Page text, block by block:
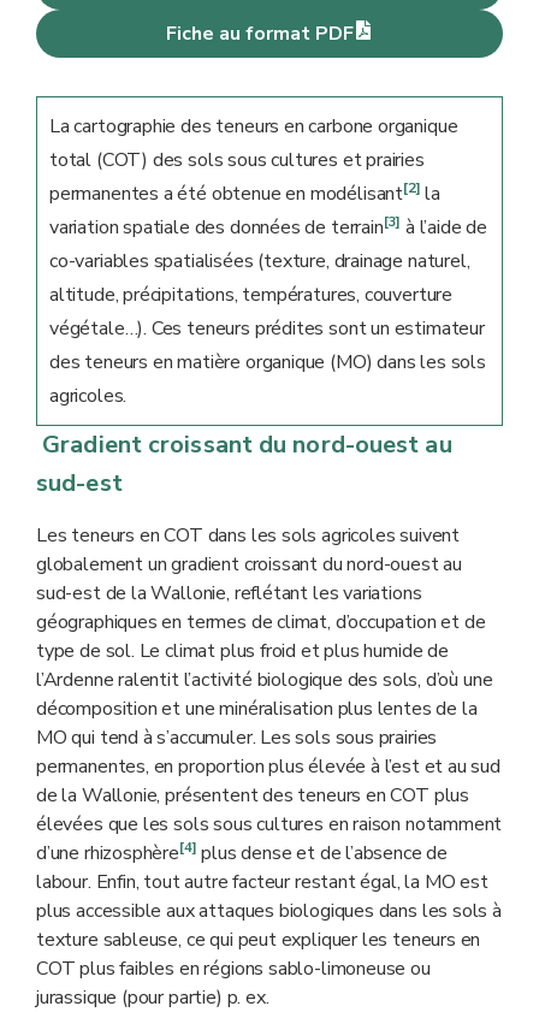
Fiche au format PDF
La cartographie des teneurs en carbone organique
total (COT) des sols sous cultures et prairies
permanentes a été obtenue en modélisant[2] la
variation spatiale des données de terrain[3] à l’aide de
co-variables spatialisées (texture, drainage naturel,
altitude, précipitations, températures, couverture
végétale…). Ces teneurs prédites sont un estimateur
des teneurs en matière organique (MO) dans les sols
agricoles.
Gradient croissant du nord-ouest au
sud-est
Les teneurs en COT dans les sols agricoles suivent
globalement un gradient croissant du nord-ouest au
sud-est de la Wallonie, reflétant les variations
géographiques en termes de climat, d’occupation et de
type de sol. Le climat plus froid et plus humide de
l’Ardenne ralentit l’activité biologique des sols, d’où une
décomposition et une minéralisation plus lentes de la
MO qui tend à s’accumuler. Les sols sous prairies
permanentes, en proportion plus élevée à l’est et au sud
de la Wallonie, présentent des teneurs en COT plus
élevées que les sols sous cultures en raison notamment
d’une rhizosphère[4] plus dense et de l’absence de
labour. Enfin, tout autre facteur restant égal, la MO est
plus accessible aux attaques biologiques dans les sols à
texture sableuse, ce qui peut expliquer les teneurs en
COT plus faibles en régions sablo-limoneuse ou
jurassique (pour partie) p. ex.